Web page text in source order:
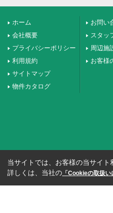
ホーム
会社概要
プライバシーポリシー
利用規約
サイトマップ
物件カタログ
お問い
スタッ
周辺施
お客様
当サイトでは、お客様の当サイ
詳しくは、当社の 「Cookieの取扱い